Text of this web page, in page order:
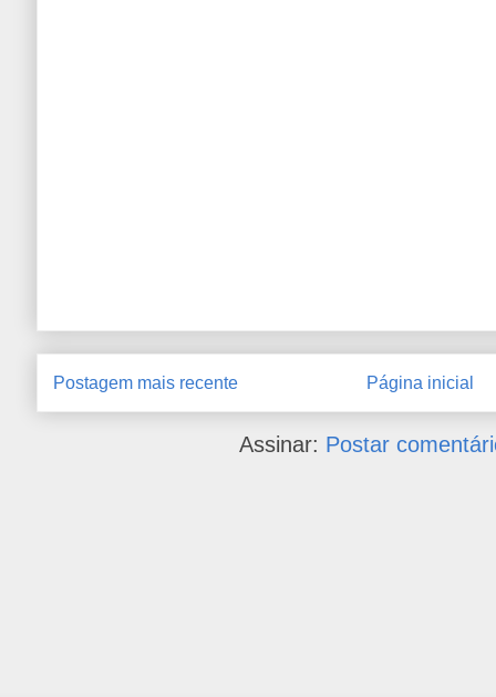
Postagem mais recente Página inicial
Assinar: Postar